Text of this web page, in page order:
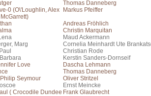
Thomas Danneberg
0 (O\'Loughlin, Alex
Markus Pfeiffer
Andreas Fröhlich
Christin Marquitan
Maud Ackermann
Marg
Cornelia Meinhardt Ute
Christian Rode
Kerstin Sanders-Dornseif
Love
Dascha Lehmann
Thomas Danneberg
Seymour
Oliver Stritzel
Ernst Meincke
( Crocodile Dundee Frank Glaubrecht